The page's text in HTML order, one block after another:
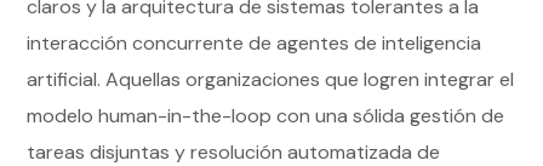
claros y la arquitectura de sistemas tolerantes a la
interacción concurrente de agentes de inteligencia
artificial. Aquellas organizaciones que logren integrar el
modelo human-in-the-loop con una sólida gestión de
tareas disjuntas y resolución automatizada de